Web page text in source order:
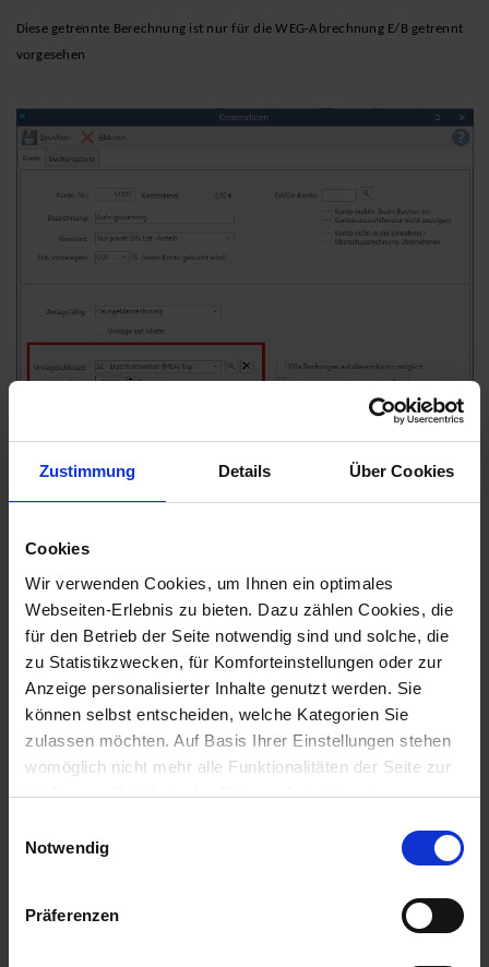
Zustimmung Details Über Cookies
Cookies
Wir verwenden Cookies, um Ihnen ein optimales
Webseiten-Erlebnis zu bieten. Dazu zählen Cookies, die
für den Betrieb der Seite notwendig sind und solche, die
zu Statistikzwecken, für Komforteinstellungen oder zur
Anzeige personalisierter Inhalte genutzt werden. Sie
können selbst entscheiden, welche Kategorien Sie
zulassen möchten. Auf Basis Ihrer Einstellungen stehen
womöglich nicht mehr alle Funktionalitäten der Seite zur
Verfügung, Details in denDatenschutzhinweisen.
unseremImpressum
Notwendig
Präferenzen
Diese getrennte Berechnung ist nur für die WEG-Abrechnung E/B getrennt
vorgesehen
In dem Beispiel (siehe 1. Screenshot) erscheint das Kostenkonto in der
Nebenkostenabrechnung umgelegt nach Wohnfläche und in der WEG-
umgelegtnach Miteigentumsanteile.
Sollte es aber gewünscht sein, dass das Kostenkonto in der WEG-
Abrechnung unter den „Zur Umlage auf Mieter bestimmte Kosten “
erscheint, so gibt es hier eineVoreinstellung zu verändern.
Im Register „Verwaltung“ unter „ Objekte & Wohnungen“beim
Schalter„Einstellungen“ und dortim Bereich Abrechnungen“ kann dazu
unten der Haken gesetzt werden bei „Konten bei den umlagefähigen Kosten